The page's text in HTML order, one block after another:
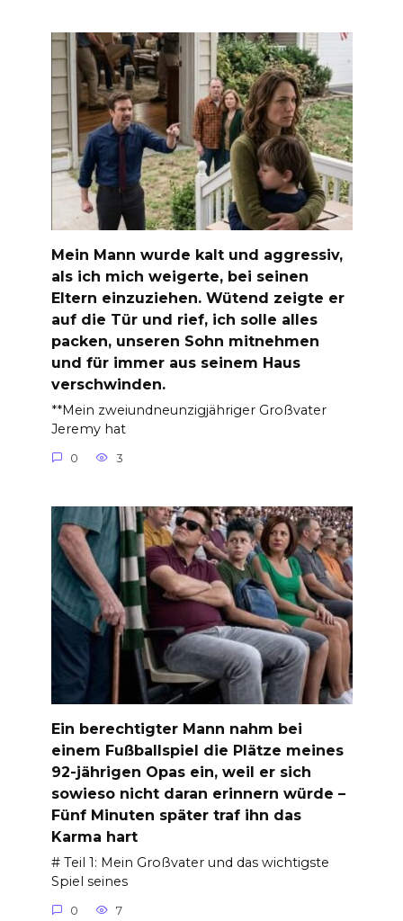
Mein Mann wurde kalt und aggressiv,
als ich mich weigerte, bei seinen
Eltern einzuziehen. Wütend zeigte er
auf die Tür und rief, ich solle alles
packen, unseren Sohn mitnehmen
und für immer aus seinem Haus
verschwinden.
**Mein zweiundneunzigjähriger Großvater
Jeremy hat
0 3
Ein berechtigter Mann nahm bei
einem Fußballspiel die Plätze meines
92-jährigen Opas ein, weil er sich
sowieso nicht daran erinnern würde –
Fünf Minuten später traf ihn das
Karma hart
# Teil 1: Mein Großvater und das wichtigste
Spiel seines
0 7